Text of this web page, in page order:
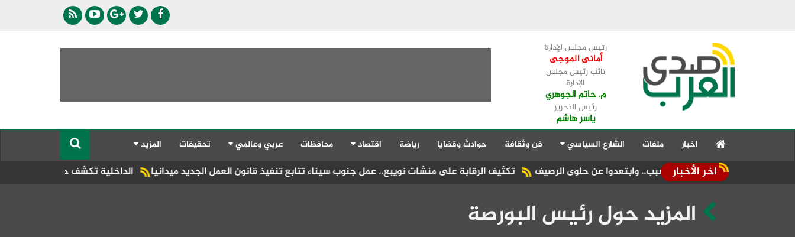
رئيس مجلس الإدارة
أمانى الموجى
نائب رئيس مجلس
الإدارة
م. حاتم الجوهري
رئيس التحرير
ياسر هاشم
اخبار ملفات الشارع السياسي فن وثقافة حوادث وقضايا رياضة اقتصاد محافظات عربي وعالمي تحقيقات المزيد
اخر الأخبار الداخلية تكشف حقيقة ادعاءات سيدة ضد سائق تكثيف الرقابة على منشات نويبع.. عمل جنوب سيناء تتابع تنفيذ قانون العمل الجديد ميدانيا مبكراً لهذا السبب.. وابتعدوا عن حلوى الرصيف
المزيد حول رئيس البورصة